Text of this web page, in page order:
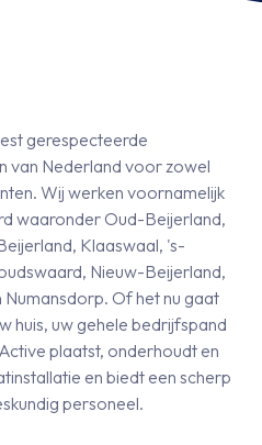
gerespecteerde
van Nederland voor zowel
Wij werken voornamelijk
waaronder Oud-Beijerland,
Klaaswaal, 's-
Nieuw-Beijerland,
Of het nu gaat
huis, uw gehele bedrijfspand
plaatst, onderhoudt en
en biedt een scherp
personeel.